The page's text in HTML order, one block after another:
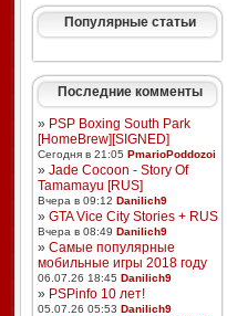
Популярные статьи
Последние комменты
» PSP Boxing South Park
[HomeBrew][SIGNED]
Сегодня в 21:05 PmarioPoddozoi
» Jade Cocoon - Story Of
Tamamayu [RUS]
Вчера в 09:12 Danilich9
» GTA Vice City Stories + RUS
Вчера в 08:49 Danilich9
» Самые популярные
мобильные игры 2018 году
06.07.26 18:45 Danilich9
» PSPinfo 10 лет!
05.07.26 05:53 Danilich9